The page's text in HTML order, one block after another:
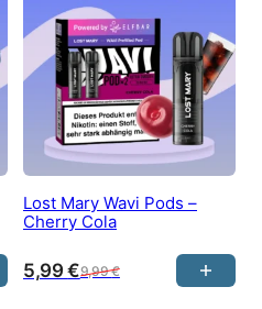
Lost Mary Wavi Pods –
Cherry Cola
9,99€
5,99€